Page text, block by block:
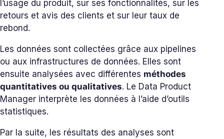
l’usage du produit, sur ses fonctionnalités, sur les
retours et avis des clients et sur leur taux de
rebond.
Les données sont collectées grâce aux pipelines
ou aux infrastructures de données. Elles sont
ensuite analysées avec différentes méthodes
quantitatives ou qualitatives. Le Data Product
Manager interprète les données à l’aide d’outils
statistiques.
Par la suite, les résultats des analyses sont